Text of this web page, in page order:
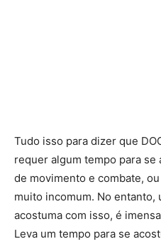
Tudo isso para dizer que
requer algum tempo para se
de movimento e combate,
muito incomum. No entanto,
acostuma com isso, é
Leva um tempo para se